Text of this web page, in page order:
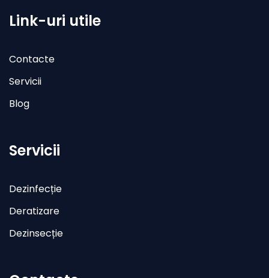
Link-uri utile
Contacte
Servicii
Blog
Servicii
Dezinfecție
Deratizare
Dezinsecție